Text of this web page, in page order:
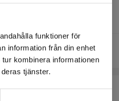
funktioner för
information från din enhet
kombinera informationen
tjänster.
Upplaga:
Första
Köp- och leveransvillkor